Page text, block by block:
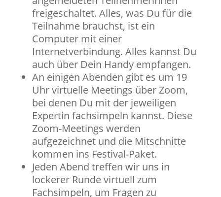
freigeschaltet. Alles, was Du für die
Teilnahme brauchst, ist ein
Computer mit einer
Internetverbindung. Alles kannst Du
auch über Dein Handy empfangen.
An einigen Abenden gibt es um 19
Uhr virtuelle Meetings über Zoom,
bei denen Du mit der jeweiligen
Expertin fachsimpeln kannst. Diese
Zoom-Meetings werden
aufgezeichnet und die Mitschnitte
kommen ins Festival-Paket.
Jeden Abend treffen wir uns in
lockerer Runde virtuell zum
Fachsimpeln, um Fragen zu